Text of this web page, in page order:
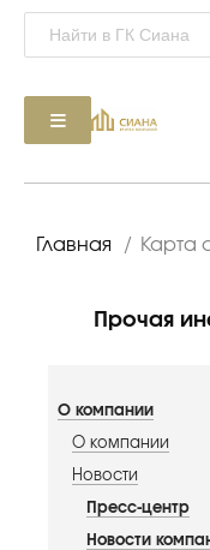
Главная / Карта
Прочая
О компании
О компании
Новости
Пресс-центр
Новости